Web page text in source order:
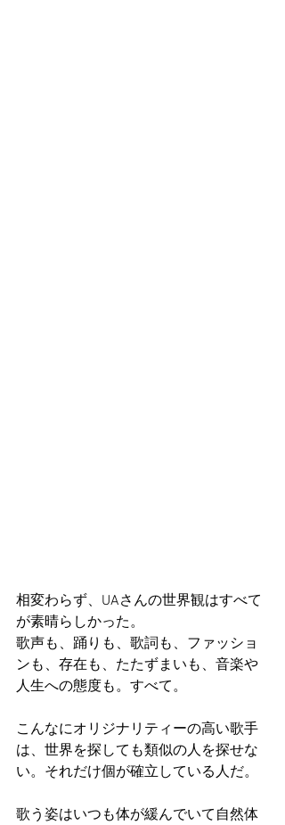
相変わらず、UAさんの世界観はすべて
が素晴らしかった。
歌声も、踊りも、歌詞も、ファッショ
ンも、存在も、たたずまいも、音楽や
人生への態度も。すべて。
こんなにオリジナリティーの高い歌手
は、世界を探しても類似の人を探せな
い。それだけ個が確立している人だ。
歌う姿はいつも体が緩んでいて自然体